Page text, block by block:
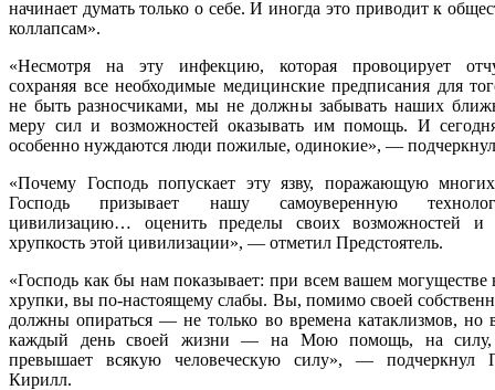
начинает думать только о себе. И иногда это приводит к
коллапсам».
«Несмотря на эту инфекцию, которая провоцирует
сохраняя все необходимые медицинские предписания для
не быть разносчиками, мы не должны забывать наших
меру сил и возможностей оказывать им помощь. И
особенно нуждаются люди пожилые, одинокие», —
«Почему Господь попускает эту язву, поражающую
Господь призывает нашу самоуверенную
цивилизацию… оценить пределы своих возможностей и
хрупкость этой цивилизации», — отметил Предстоятель.
«Господь как бы нам показывает: при всем вашем могуществе
хрупки, вы по-настоящему слабы. Вы, помимо своей
должны опираться — не только во времена катаклизмов, но
каждый день своей жизни — на Мою помощь, на силу,
превышает всякую человеческую силу», — подчеркнул
Кирилл.